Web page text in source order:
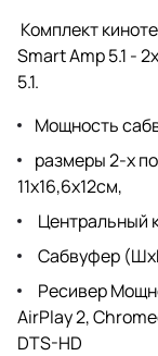
Комплект
Smart Amp 5.1 -
5.1.
Мощность
размеры 2-х
11х16,6х12см,
Центральный
Сабвуфер
Ресивер
AirPlay 2,
DTS-HD